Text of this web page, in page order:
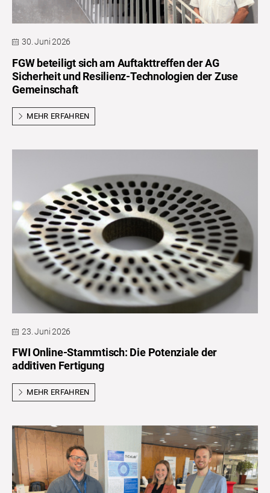
30. Juni 2026
FGW beteiligt sich am Auftakttreffen der AG
Sicherheit und Resilienz-Technologien der Zuse
Gemeinschaft
MEHR ERFAHREN
23. Juni 2026
FWI Online-Stammtisch: Die Potenziale der
additiven Fertigung
MEHR ERFAHREN